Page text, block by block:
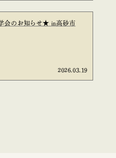
会のお知らせ★ in高砂市
2026.03.19